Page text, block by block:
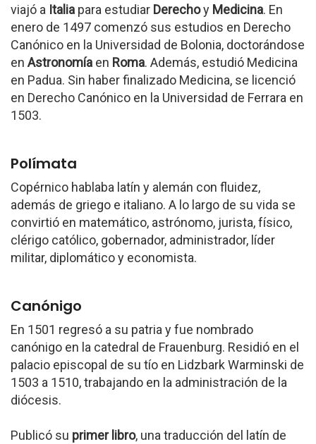
viajó a Italia para estudiar Derechoy Medicina. En
enero de 1497 comenzó sus estudios en Derecho
Canónico en la Universidad de Bolonia, doctorándose
en Astronomía en Roma. Además, estudió Medicina
en Padua. Sin haber finalizado Medicina, se licenció
en Derecho Canónico en la Universidad de Ferrara en
1503.
Polímata
Copérnico hablaba latín y alemán con fluidez,
además de griego e italiano. A lo largo de su vida se
convirtió en matemático, astrónomo, jurista, físico,
clérigo católico, gobernador, administrador, líder
militar, diplomático y economista.
Canónigo
En 1501 regresó a su patria y fue nombrado
canónigo en la catedral de Frauenburg. Residió en el
palacio episcopal de su tío en Lidzbark Warminski de
1503 a 1510, trabajando en la administración de la
diócesis.
Publicó su primer libro, una traducción del latín de